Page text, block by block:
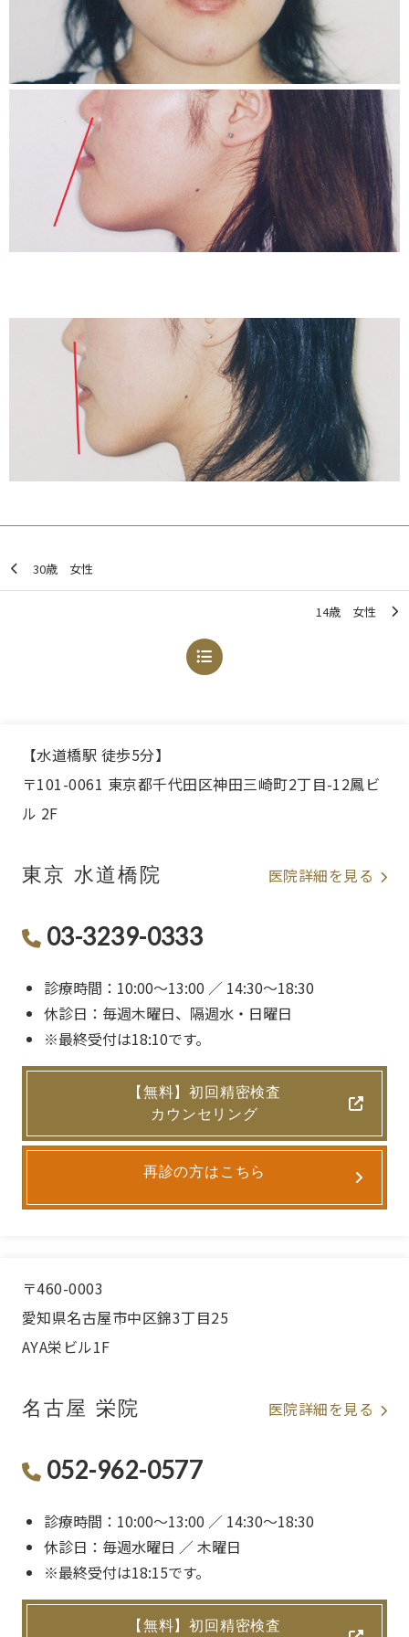
30歳 女性
14歳 女性
【水道橋駅 徒歩5分】
〒101-0061 東京都千代田区神田三崎町2丁目-12鳳ビ
ル 2F
東京 水道橋院 医院詳細を見る
03-3239-0333
診療時間：10:00〜13:00 ／ 14:30〜18:30
休診日：毎週木曜日、隔週水・日曜日
※最終受付は18:10です。
【無料】初回精密検査
カウンセリング
再診の方はこちら
〒460-0003
愛知県名古屋市中区錦3丁目25
AYA栄ビル1F
名古屋 栄院 医院詳細を見る
052-962-0577
診療時間：10:00〜13:00 ／ 14:30〜18:30
休診日：毎週水曜日 ／ 木曜日
※最終受付は18:15です。
【無料】初回精密検査